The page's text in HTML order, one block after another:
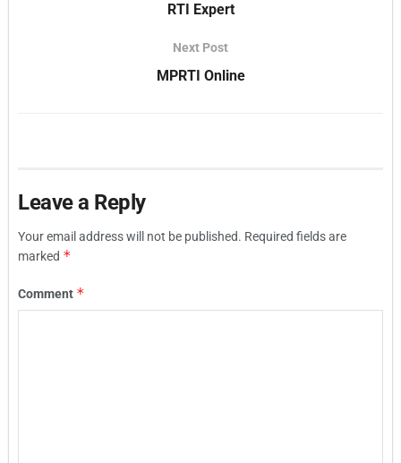
RTI Expert
Next Post
MPRTI Online
Leave a Reply
Your email address will not be published. Required fields are
marked *
Comment *